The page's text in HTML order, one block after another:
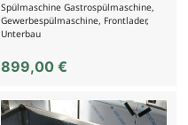
Spülmaschine Gastrospülmaschine,
Gewerbespülmaschine, Frontlader,
Unterbau
899,00€